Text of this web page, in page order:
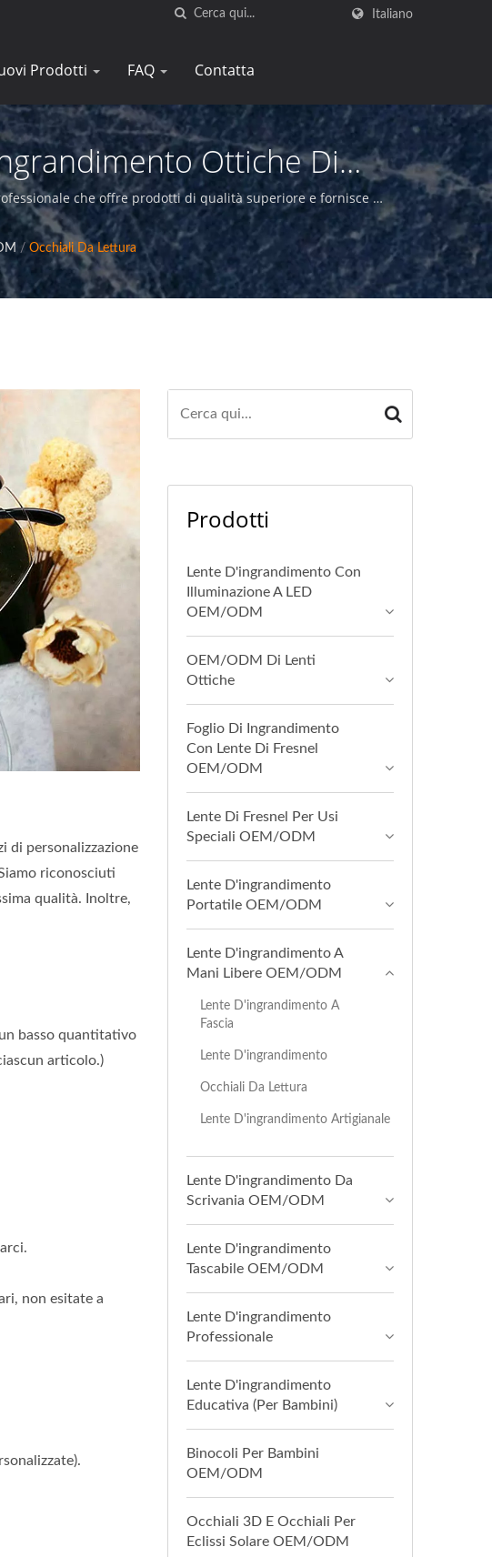
Italiano
Prodotti FAQ Contatta
Ottiche Di
Tayche offre prodotti di qualità superiore e fornisce un
/ Occhiali Da Lettura
di personalizzazione
riconosciuti
qualità. Inoltre,
basso quantitativo
articolo.)
non esitate a
Prodotti
Lente D'ingrandimento Con
Illuminazione A LED
OEM/ODM
OEM/ODM Di Lenti
Ottiche
Foglio Di Ingrandimento
Con Lente Di Fresnel
OEM/ODM
Lente Di Fresnel Per Usi
Speciali OEM/ODM
Lente D'ingrandimento
Portatile OEM/ODM
Lente D'ingrandimento A
Mani Libere OEM/ODM
Lente D'ingrandimento A
Fascia
Lente D'ingrandimento
Occhiali Da Lettura
Lente D'ingrandimento Artigianale
Lente D'ingrandimento Da
Scrivania OEM/ODM
Lente D'ingrandimento
Tascabile OEM/ODM
Lente D'ingrandimento
Professionale
Lente D'ingrandimento
Educativa (per Bambini)
Binocoli Per Bambini
OEM/ODM
Occhiali 3D E Occhiali Per
Eclissi Solare OEM/ODM